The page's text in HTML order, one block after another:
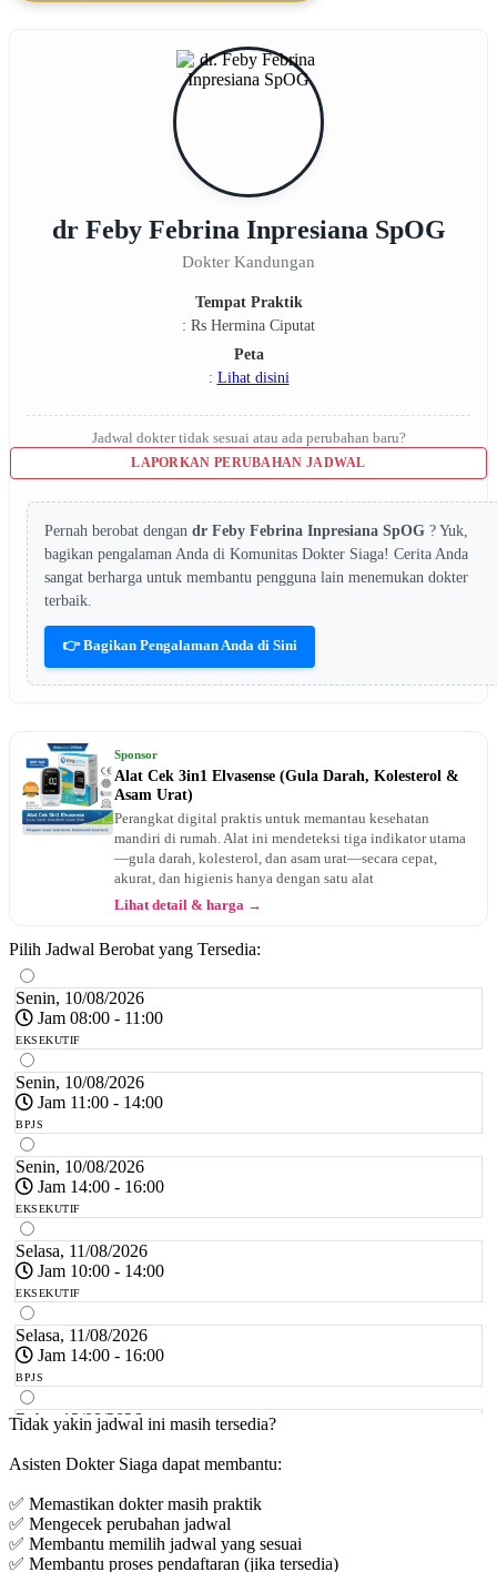
dr Feby Febrina Inpresiana SpOG
Dokter Kandungan
Tempat Praktik
: Rs Hermina Ciputat
Peta
: Lihat disini
Jadwal dokter tidak sesuai atau ada perubahan baru?
LAPORKAN PERUBAHAN JADWAL
Pernah berobat dengan dr Feby Febrina Inpresiana SpOG ? Yuk,
bagikan pengalaman Anda di Komunitas Dokter Siaga! Cerita Anda
sangat berharga untuk membantu pengguna lain menemukan dokter
terbaik.
👉 Bagikan Pengalaman Anda di Sini
Sponsor
Alat Cek 3in1 Elvasense (Gula Darah, Kolesterol &
Asam Urat)
Perangkat digital praktis untuk memantau kesehatan
mandiri di rumah. Alat ini mendeteksi tiga indikator utama
—gula darah, kolesterol, dan asam urat—secara cepat,
akurat, dan higienis hanya dengan satu alat
Lihat detail & harga →
Pilih Jadwal Berobat yang Tersedia:
Senin, 10/08/2026
Jam 08:00 - 11:00
EKSEKUTIF
Senin, 10/08/2026
Jam 11:00 - 14:00
BPJS
Senin, 10/08/2026
Jam 14:00 - 16:00
EKSEKUTIF
Selasa, 11/08/2026
Jam 10:00 - 14:00
EKSEKUTIF
Selasa, 11/08/2026
Jam 14:00 - 16:00
BPJS
Rabu, 12/08/2026
Jam 15:00 - 17:00
BPJS
Rabu, 12/08/2026
Jam 17:00 - 20:00
EKSEKUTIF
Tidak yakin jadwal ini masih tersedia?
Asisten Dokter Siaga dapat membantu:
✅ Memastikan dokter masih praktik
✅ Mengecek perubahan jadwal
✅ Membantu memilih jadwal yang sesuai
✅ Membantu proses pendaftaran (jika tersedia)